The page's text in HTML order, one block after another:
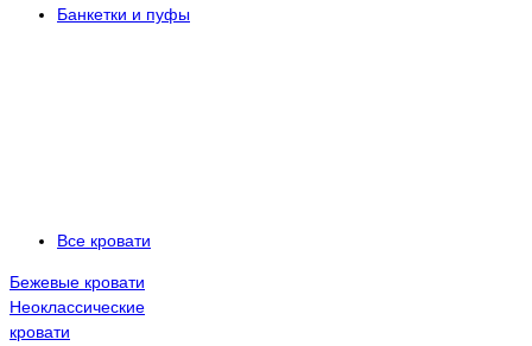
Банкетки и пуфы
Все кровати
Бежевые кровати
Неоклассические
кровати